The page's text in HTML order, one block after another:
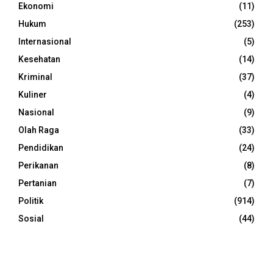
Ekonomi
(11)
Hukum
(253)
Internasional
(5)
Kesehatan
(14)
Kriminal
(37)
Kuliner
(4)
Nasional
(9)
Olah Raga
(33)
Pendidikan
(24)
Perikanan
(8)
Pertanian
(7)
Politik
(914)
Sosial
(44)